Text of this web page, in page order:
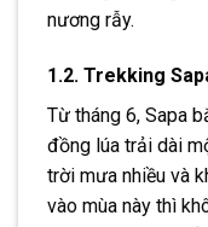
nương rẫy.
1.2. Trekking
Từ tháng 6, Sapa
đồng lúa trải dài
trời mưa nhiều và
vào mùa này thì